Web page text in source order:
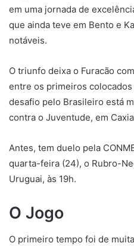
em uma jornada de
que ainda teve em Bento e
notáveis.
O triunfo deixa o Furacão
entre os primeiros
desafio pelo Brasileiro está
contra o Juventude, em
Antes, tem duelo pela
quarta-feira (24), o Rubro-
Uruguai, às 19h.
O Jogo
O primeiro tempo foi de